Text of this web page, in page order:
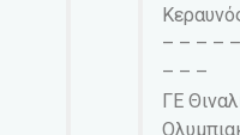
– – – –
– – –
ΓΕ